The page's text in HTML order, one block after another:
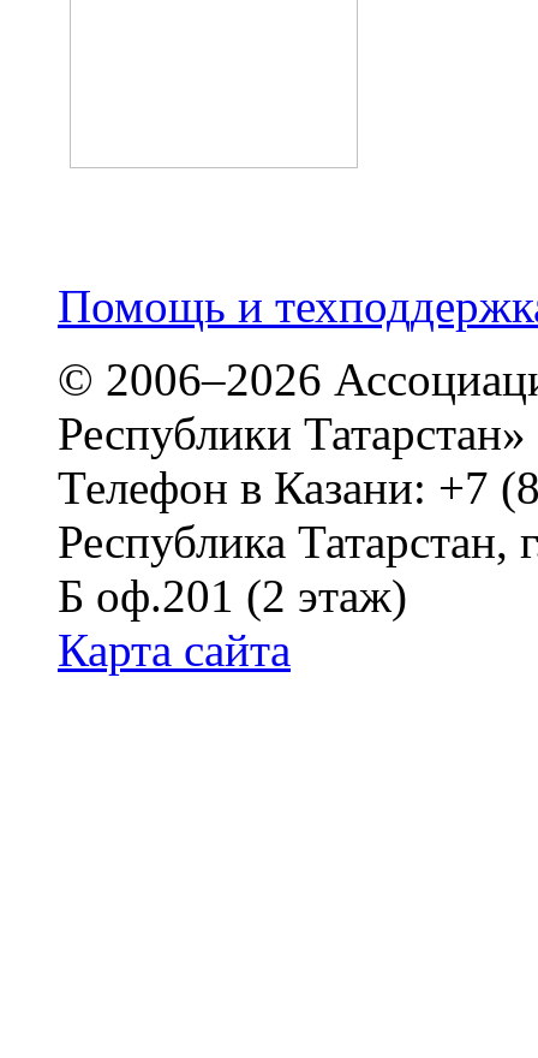
Помощь и
© 2006–2026
Республики Татарстан»
Телефон в Казани: +7
Республика
Б оф.201 (2 этаж)
Карта сайта